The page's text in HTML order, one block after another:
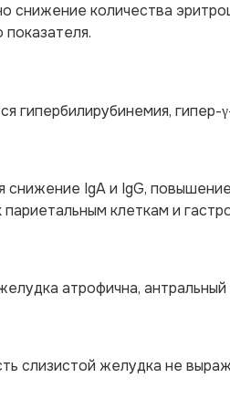
снижение количества
гипербилирубинемия, гипер-
снижение IgA и IgG,
клеткам и
атрофична,
слизистой желудка не